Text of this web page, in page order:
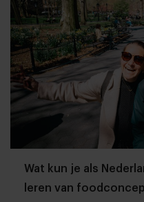
Wat kun je als
leren van